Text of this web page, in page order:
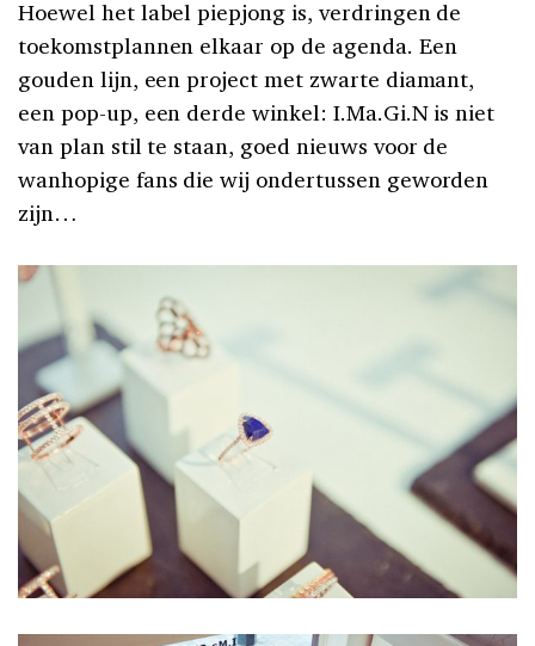
Hoewel het label piepjong is, verdringen de
toekomstplannen elkaar op de agenda. Een
gouden lijn, een project met zwarte diamant,
een pop-up, een derde winkel: I.Ma.Gi.N is niet
van plan stil te staan, goed nieuws voor de
wanhopige fans die wij ondertussen geworden
zijn…